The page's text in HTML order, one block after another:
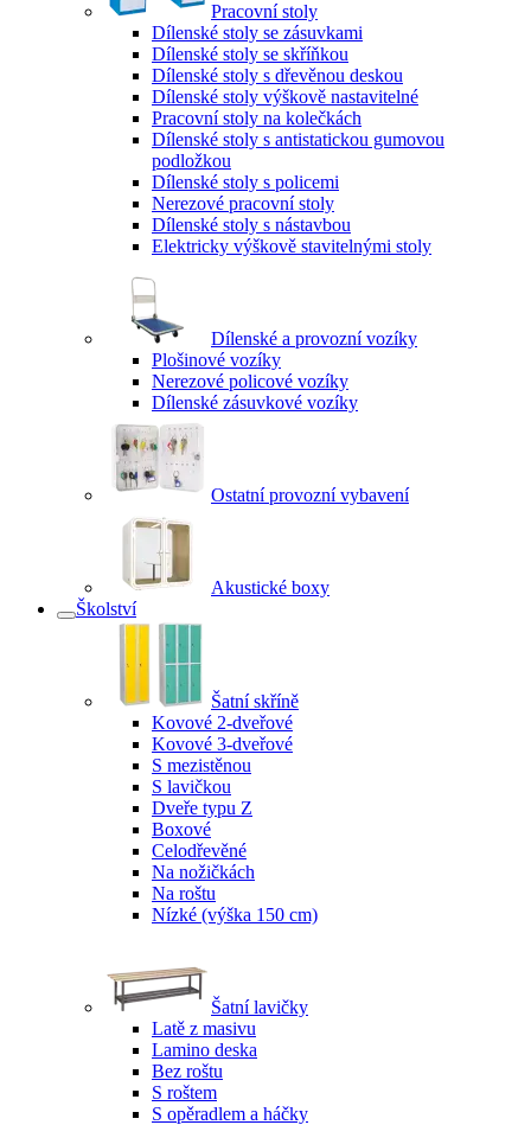
Pracovní stoly
Dílenské stoly se zásuvkami
Dílenské stoly se skříňkou
Dílenské stoly s dřevěnou deskou
Dílenské stoly výškově nastavitelné
Pracovní stoly na kolečkách
Dílenské stoly s antistatickou gumovou
podložkou
Dílenské stoly s policemi
Nerezové pracovní stoly
Dílenské stoly s nástavbou
Elektricky výškově stavitelnými stoly
Dílenské a provozní vozíky
Plošinové vozíky
Nerezové policové vozíky
Dílenské zásuvkové vozíky
Ostatní provozní vybavení
Akustické boxy
Školství
Šatní skříně
Kovové 2-dveřové
Kovové 3-dveřové
S mezistěnou
S lavičkou
Dveře typu Z
Boxové
Celodřevěné
Na nožičkách
Na roštu
Nízké (výška 150 cm)
Šatní lavičky
Latě z masivu
Lamino deska
Bez roštu
S roštem
S opěradlem a háčky